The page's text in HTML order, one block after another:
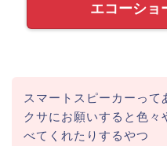
エコーショ
スマートスピーカーって
クサにお願いすると色々
べてくれたりするやつ